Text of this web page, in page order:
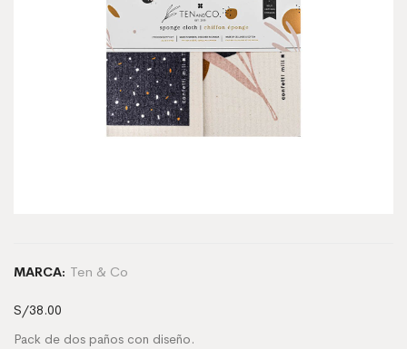
MARCA: Ten & Co
S/38.00
Pack de dos paños con diseño.